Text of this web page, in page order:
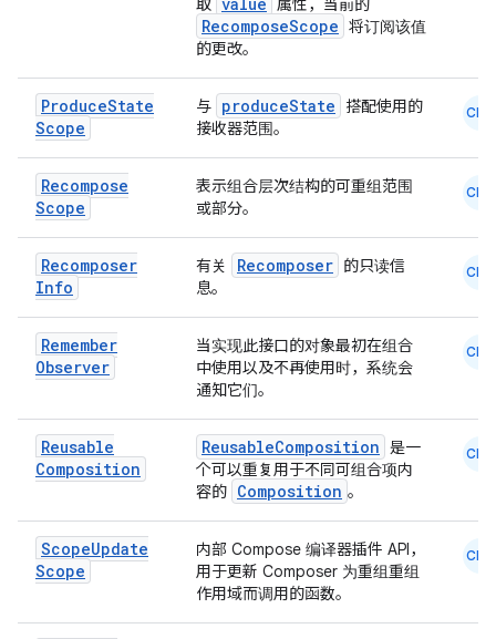
取 属性，当前的
RecomposeScope 将订阅该值
的更改。
ProduceState
Scope
与 produceState
搭配使用的
接收器范围。
CMN
Recompose
Scope
表示组合层次结构的可重组范围
或部分。
CMN
Recomposer
Info
有关 Recomposer 的只读信
息。
CMN
Remember
Observer
当实现此接口的对象最初在组合
中使用以及不再使用时，系统会
通知它们。
CMN
Reusable
Composition
ReusableComposition 是一
个可以重复用于不同可组合项内
容的 Composition 。
CMN
ScopeUpdate
Scope
内部 Compose 编译器插件 API，
用于更新 Composer 为重组重组
作用域而调用的函数。
CMN